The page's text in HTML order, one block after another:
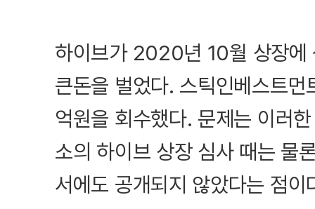
하이브가 2020년 10월 상장에
큰돈을 벌었다. 스틱인베스트
억원을 회수했다. 문제는 이러
소의 하이브 상장 심사 때는 물
서에도 공개되지 않았다는 점이